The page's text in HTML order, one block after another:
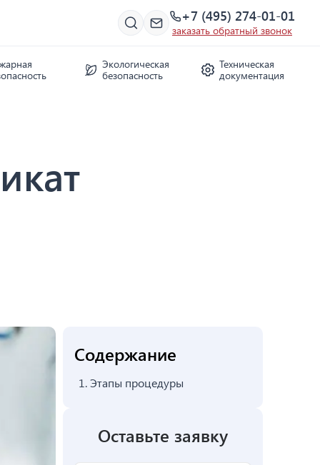
+7 (495) 274-01-01
заказать обратный звонок
Экологическая
безопасность
Техническая
документация
Содержание
1.Этапы процедуры
Оставьте заявку